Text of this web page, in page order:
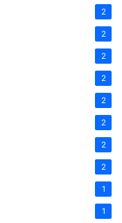
2
2
2
2
2
2
2
2
1
1